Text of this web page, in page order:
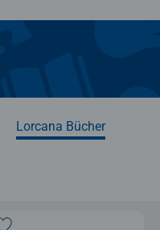
Lorcana Bücher